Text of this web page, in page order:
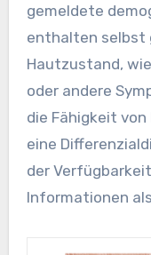
gemeldete
enthalten selbst
Hautzustand,
oder andere
die Fähigkeit
eine
der
Informationen